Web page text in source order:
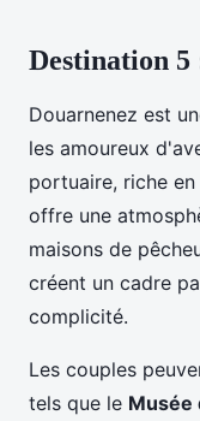
Destination 5
Douarnenez est
les amoureux
portuaire, riche
offre une
maisons de
créent un cadre
complicité.
Les couples
tels que le Musée